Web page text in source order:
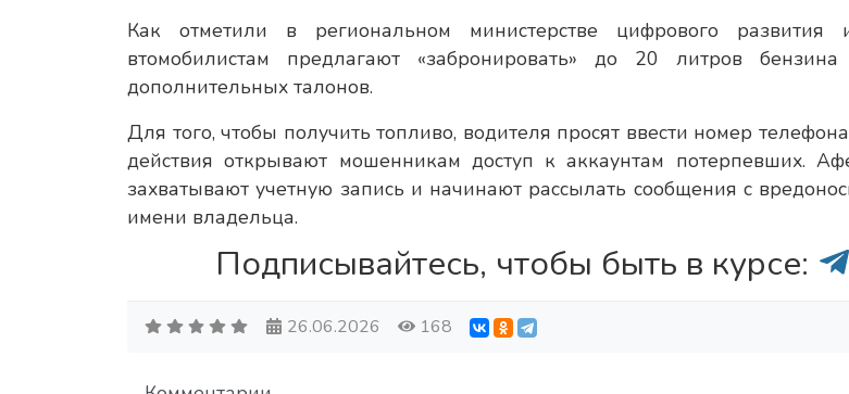
Как отметили в региональном министерстве цифрового развития
втомобилистам предлагают «забронировать» до 20 литров
дополнительных талонов.
Для того, чтобы получить топливо, водителя просят ввести номер
действия открывают мошенникам доступ к аккаунтам потерпевших.
захватывают учетную запись и начинают рассылать сообщения с
имени владельца.
Подписывайтесь, чтобы быть в курсе:
26.06.2026 168